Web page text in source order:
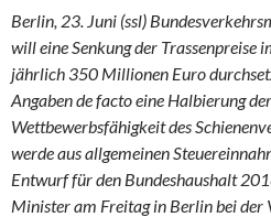
Berlin, 23. Juni (ssl)
will eine Senkung der Trassenpreise
jährlich 350 Millionen Euro
Angaben de facto eine Halbierung
Wettbewerbsfähigkeit des
werde aus allgemeinen
Entwurf für den Bundeshaushalt
Minister am Freitag in Berlin bei der